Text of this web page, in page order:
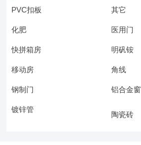
PVC扣板 其它
化肥 医用门
快拼箱房 明矾铵
移动房 角线
钢制门 铝合金窗
镀锌管
陶瓷砖